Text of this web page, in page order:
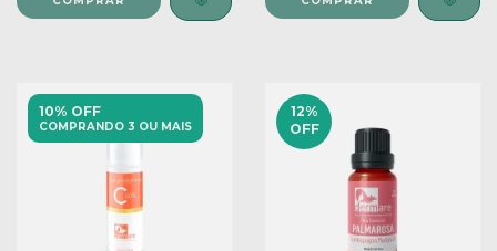
10% OFF
COMPRANDO 3 OU MAIS
12%
OFF